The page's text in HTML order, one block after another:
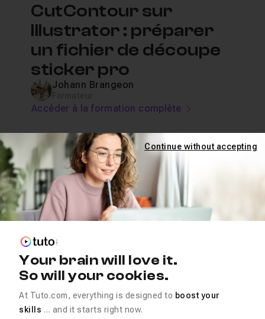
CutContour sur
Illustrator : préparer
un fichier de découpe
sticker pro
Johann Brangeon
Accéder à la formation complète